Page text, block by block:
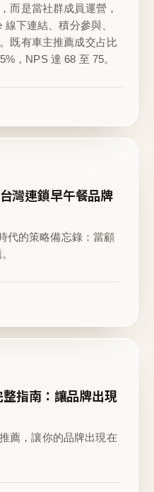
而是當社群成員運營，
下連結、積分參與、
既有車主推薦成交占比
，NPS 達 68 至 75。
灣連鎖早午餐品牌
代的策略備忘錄：當顧
指南：讓品牌出現
薦，讓你的品牌出現在